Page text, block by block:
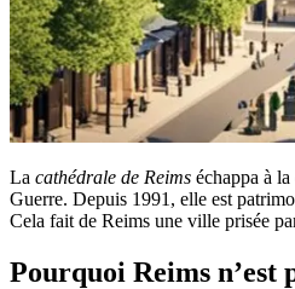
La cathédrale de Reims échappa à
Guerre. Depuis 1991, elle est
Cela fait de Reims une ville prisée
Pourquoi Reims n’est